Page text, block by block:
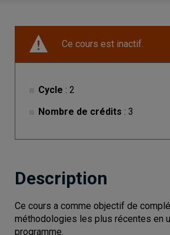
Ce cours est inactif.
Cycle : 2
Nombre de crédits : 3
Description
Ce cours a comme objectif de
méthodologies les plus récentes en
programme.